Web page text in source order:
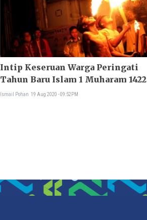
Intip Keseruan Warga Peringati
Tahun Baru Islam 1 Muharam 1422
Hijriyah
Ismail Pohan 19 Aug 2020 - 09:52PM